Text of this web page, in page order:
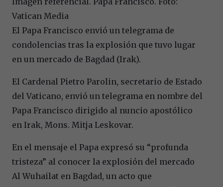
Vatican Media
El Papa Francisco envió un telegrama de
condolencias tras la explosión que tuvo lugar
en un mercado de Bagdad (Irak).
El Cardenal Pietro Parolin, secretario de Estado
del Vaticano, envió un telegrama en nombre del
Papa Francisco dirigido al nuncio apostólico
en Irak, Mons. Mitja Leskovar.
En el mensaje el Papa expresó su “profunda
tristeza” al conocer la explosión del mercado
Al Wuhailat en Bagdad, un acto que